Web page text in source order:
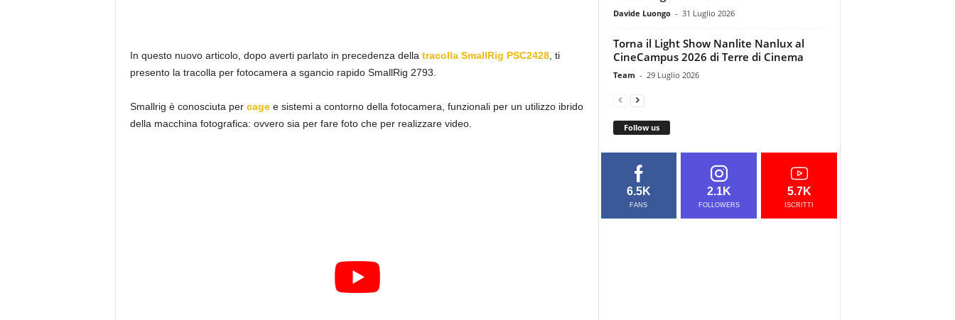
In questo nuovo articolo, dopo averti parlato in precedenza della tracolla SmallRig PSC2428, ti
presento la tracolla per fotocamera a sgancio rapido SmallRig 2793.
Smallrig è conosciuta per cagee sistemi a contorno della fotocamera, funzionali per un utilizzo ibrido
della macchina fotografica: ovvero sia per fare foto che per realizzare video.
Davide Luongo - 31 Luglio 2026
Torna il Light Show Nanlite Nanlux al
CineCampus 2026 di Terre di Cinema
Team - 29 Luglio 2026
Follow us
6.5K
FANS
2.1K
FOLLOWERS
5.7K
ISCRITTI